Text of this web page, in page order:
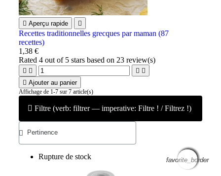
 Aperçu rapide 
Recettes traditionnelles grecques par maman (87
recettes)
1,38 €
Rated4 out of 5 stars based on 23 review(s)
   
 Ajouter au panier
Filtre (verb: filtrer — imperative: Filtre ! / Filtrez !)
Affichage de 1-7 sur 7 article(s)
Rupture de stock favorite_border
favorite_border
favorite_border
favorite_border
favorite_border
favorite_border
favorite_border